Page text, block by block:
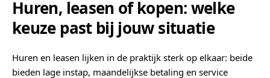
Huren, leasen of kopen: welke
keuze past bij jouw situatie
Huren en leasen lijken in de praktijk sterk op elkaar: beide
bieden lage instap, maandelijkse betaling en service